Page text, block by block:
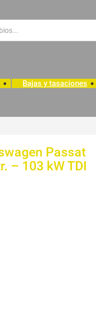
Bajas y tasaciones
Passat
– 103 kW TDI